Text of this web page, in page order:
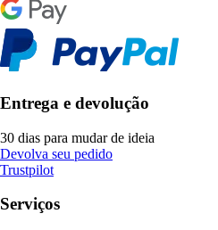
Entrega e devolução
30 dias para mudar de ideia
Devolva seu pedido
Trustpilot
Serviços